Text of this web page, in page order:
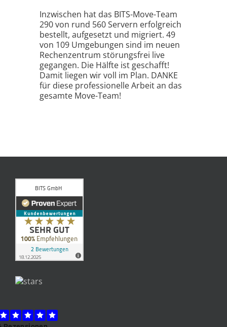
Inzwischen hat das BITS-Move-Team
290 von rund 560 Servern erfolgreich
bestellt, aufgesetzt und migriert. 49
von 109 Umgebungen sind im neuen
Rechenzentrum störungsfrei live
gegangen. Die Hälfte ist geschafft!
Damit liegen wir voll im Plan. DANKE
für diese professionelle Arbeit an das
gesamte Move-Team!